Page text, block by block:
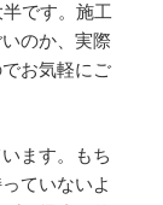
です。施工
のか、実際
お気軽にご
ます。もち
ていないよ